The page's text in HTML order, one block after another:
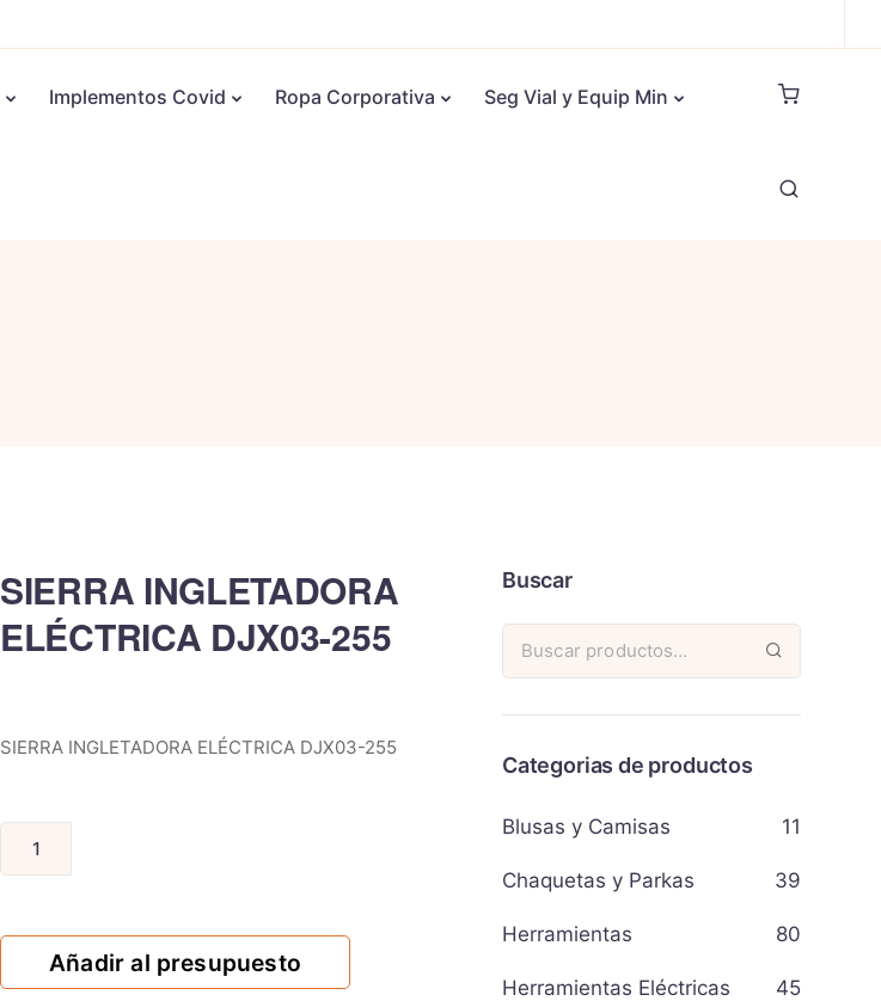
Implementos Covid Ropa Corporativa Seg Vial y Equip Min
SIERRA INGLETADORA
ELÉCTRICA DJX03-255
SIERRA INGLETADORA ELÉCTRICA DJX03-255
Añadir al presupuesto
Buscar
Categorias de productos
Blusas y Camisas 11
Chaquetas y Parkas 39
Herramientas 80
Herramientas Eléctricas 45